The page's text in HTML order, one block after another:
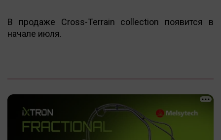
В продаже Cross-Terrain collection появится в
начале июля.